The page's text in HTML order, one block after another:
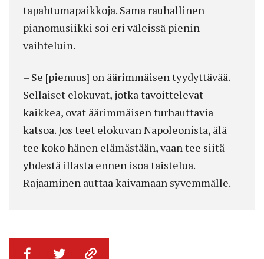
tapahtumapaikkoja. Sama rauhallinen
pianomusiikki soi eri väleissä pienin
vaihteluin.
– Se [pienuus] on äärimmäisen tyydyttävää.
Sellaiset elokuvat, jotka tavoittelevat
kaikkea, ovat äärimmäisen turhauttavia
katsoa. Jos teet elokuvan Napoleonista, älä
tee koko hänen elämästään, vaan tee siitä
yhdestä illasta ennen isoa taistelua.
Rajaaminen auttaa kaivamaan syvemmälle.